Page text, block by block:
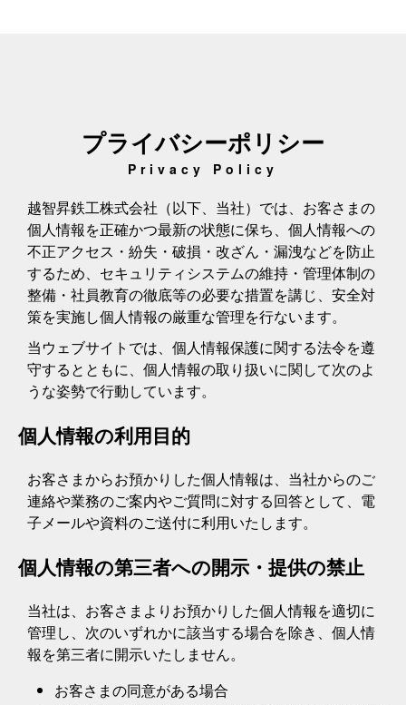
プライバシーポリシー
Privacy Policy
越智昇鉄工株式会社（以下、当社）では、お客さまの
個人情報を正確かつ最新の状態に保ち、個人情報への
不正アクセス・紛失・破損・改ざん・漏洩などを防止
するため、セキュリティシステムの維持・管理体制の
整備・社員教育の徹底等の必要な措置を講じ、安全対
策を実施し個人情報の厳重な管理を行ないます。
当ウェブサイトでは、個人情報保護に関する法令を遵
守するとともに、個人情報の取り扱いに関して次のよ
うな姿勢で行動しています。
個人情報の利用目的
お客さまからお預かりした個人情報は、当社からのご
連絡や業務のご案内やご質問に対する回答として、電
子メールや資料のご送付に利用いたします。
個人情報の第三者への開示・提供の禁止
当社は、お客さまよりお預かりした個人情報を適切に
管理し、次のいずれかに該当する場合を除き、個人情
報を第三者に開示いたしません。
お客さまの同意がある場合